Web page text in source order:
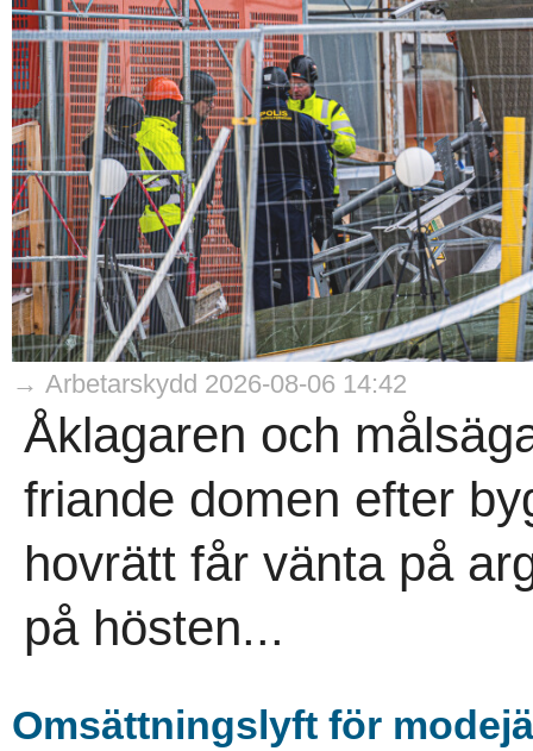
→ Arbetarskydd 2026-08-06 14:42
Åklagaren och
friande domen efter
hovrätt får vänta på
på hösten...
Omsättningslyft för